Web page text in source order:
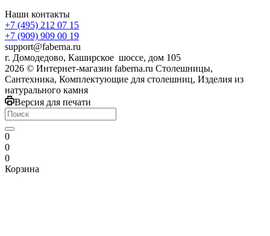
Наши контакты
+7 (495) 212 07 15
+7 (909) 909 00 19
support@faberna.ru
г. Домодедово, Каширское шоссе, дом 105
2026 © Интернет-магазин faberna.ru Столешницы,
Сантехника, Комплектующие для столешниц, Изделия из
натурального камня
Версия для печати
0
0
0
Корзина